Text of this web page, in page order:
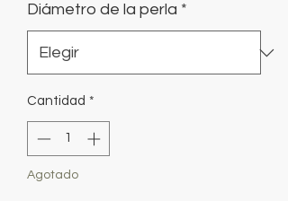
oferta
Diámetro de la perla *
Cantidad *
Agotado